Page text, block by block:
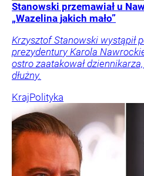
Stanowski przemawiał u
„Wazelina jakich mało”
Krzysztof Stanowski wystąpił
prezydentury Karola
ostro zaatakował
dłużny.
KrajPolityka